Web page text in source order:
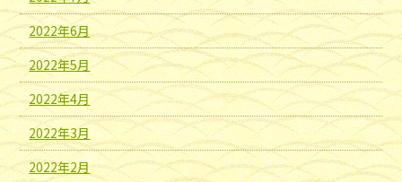
2022年6月
2022年5月
2022年4月
2022年3月
2022年2月